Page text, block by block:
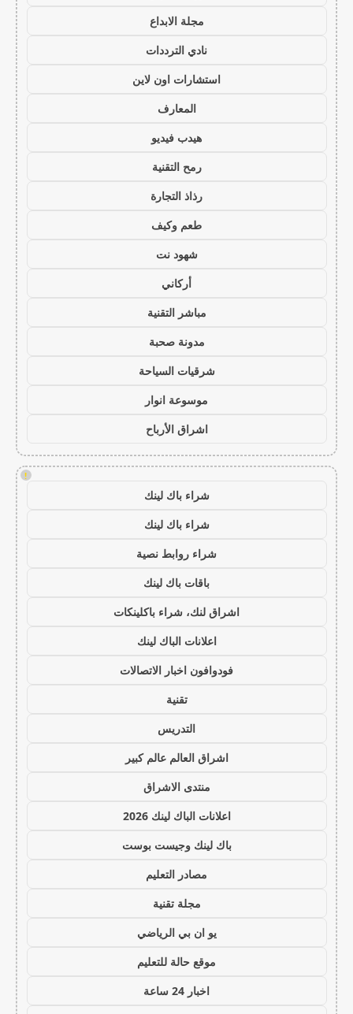
مجلة الابداع
نادي الترددات
استشارات اون لاين
المعارف
هيدب فيديو
رمح التقنية
رذاذ التجارة
طعم وكيف
شهود نت
أركاني
مباشر التقنية
مدونة صحبة
شرقيات السياحة
موسوعة انوار
اشراق الأرباح
!
شراء باك لينك
شراء باك لينك
شراء روابط نصية
باقات باك لينك
اشراق لنك، شراء باكلينكات
اعلانات الباك لينك
فودوافون اخبار الاتصالات
تقنية
التدريس
اشراق العالم عالم كبير
منتدى الاشراق
اعلانات الباك لينك 2026
باك لينك وجيست بوست
مصادر التعليم
مجلة تقنية
يو ان بي الرياضي
موقع حالة للتعليم
اخبار 24 ساعة